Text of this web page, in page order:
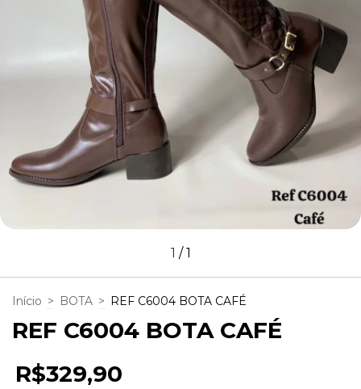
1 /1
Início > BOTA > REF C6004 BOTA CAFÉ
REF C6004 BOTA CAFÉ
R$329,90